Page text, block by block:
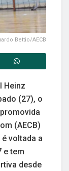
Bettio/AECB
Heinz
(27), o
(AECB)
voltada a
e tem
desde